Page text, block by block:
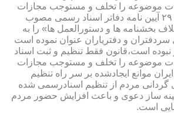
موضوعه را تخلف و مستوجب مجازات
دانسته است ولی ماده ۲۹ آیین نامه دفاتر اسناد رسمی مصوب
بخشنامه ها و دستورالعمل ها» را به
سردفتران و دفتریاران عنوان نموده است
نبوده است،قانون فقط تنظیم و ثبت اسناد
موضوعه را تخلف و مستوجب مجازات
موانع ایجادشده بر سر راه تنظیم
مردم از تنظیم اسنادرسمی شده
ساز دعوی و باعث افزایش حضور مردم
است.